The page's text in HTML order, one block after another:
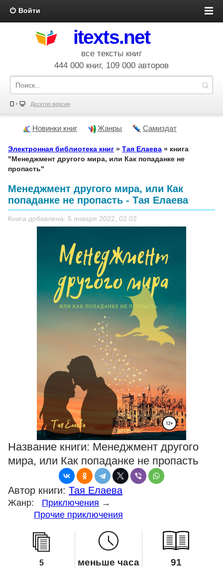
Войти
itexts.net
все тексты книг
444 000 книг, 109 000 авторов
Десктоп версия
Новинки книг Жанры Самиздат
Электронная библиотека книг » Тая Елаева » книга
"Менеджмент другого мира, или Как попаданке не
пропасть"
Менеджмент другого мира, или Как
попаданке не пропасть - Тая Елаева
Книга добавлена: 5 января 2022, 02:02
Название книги: Менеджмент другого
мира, или Как попаданке не пропасть
Автор книги: Тая Елаева
Жанр: Приключения →
Прочие приключения
5
меньше часа 91